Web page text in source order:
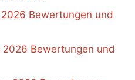
Bewertungen und
2026 Bewertungen und